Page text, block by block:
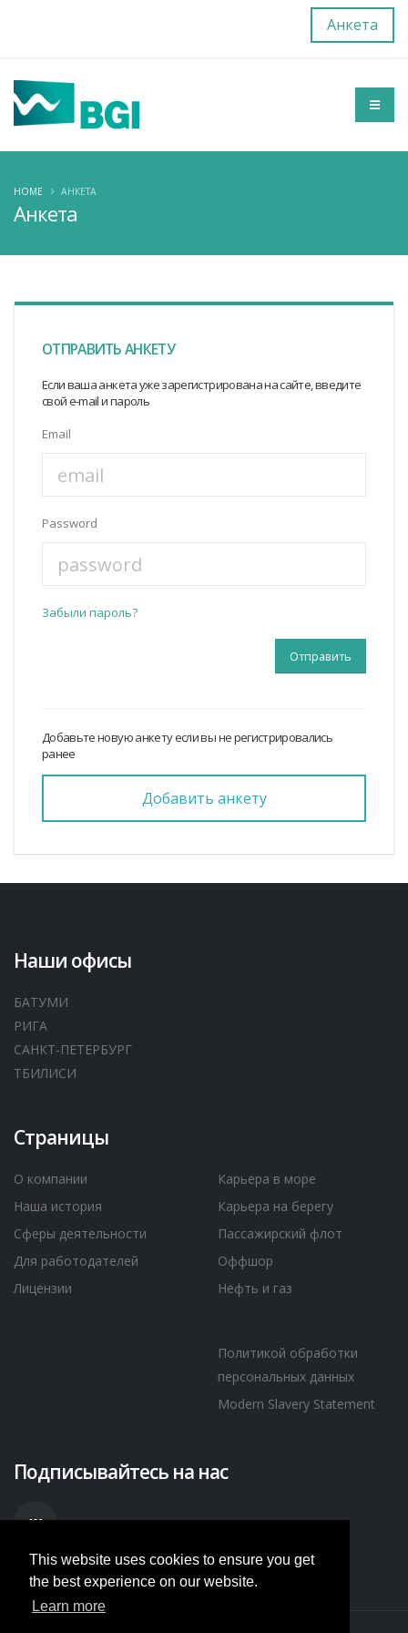
This website uses cookies to ensure you get
the best experience on our website.
Learn more
Анкета
Анкета
HOME АНКЕТА
ОТПРАВИТЬ АНКЕТУ
Если ваша анкета уже зарегистрирована на сайте, введите
свой e-mail и пароль
Email
Password
Забыли пароль?
Добавьте новую анкету если вы не регистрировались
ранее
Добавить анкету
Наши офисы
БАТУМИ
РИГА
САНКТ-ПЕТЕРБУРГ
ТБИЛИСИ
Страницы
О компании
Наша история
Сферы деятельности
Для работодателей
Лицензии
Карьера в море
Карьера на берегу
Пассажирский флот
Оффшор
Нефть и газ
Политикой обработки
персональных данных
Modern Slavery Statement
Подписывайтесь на нас